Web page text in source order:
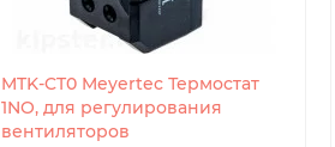
MTK-CT0 Meyertec Термостат
1NO, для регулирования
вентиляторов